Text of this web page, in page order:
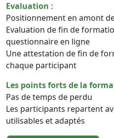
Evaluation :
Positionnement en amont
Evaluation de fin de
questionnaire en ligne
Une attestation de fin de
chaque participant
Les points forts de la
Pas de temps de perdu
Les participants repartent
utilisables et adaptés